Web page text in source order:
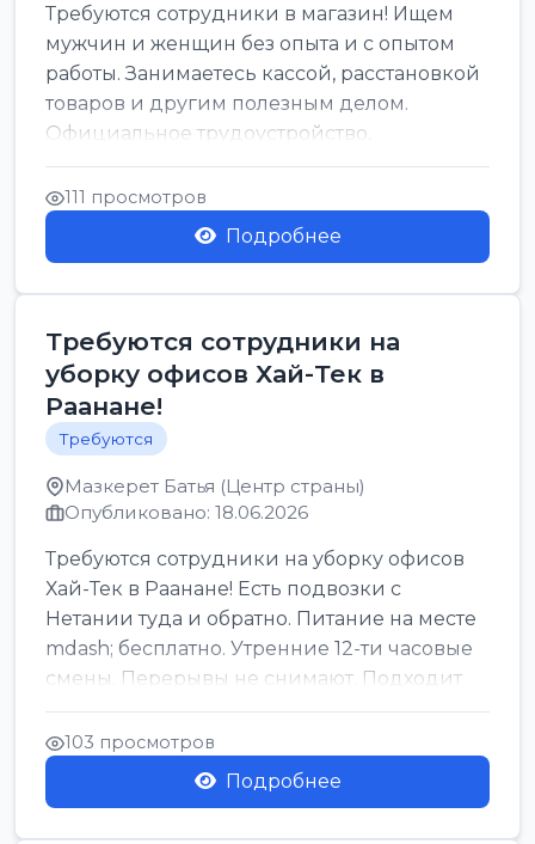
Требуются сотрудники в магазин! Ищем
мужчин и женщин без опыта и с опытом
работы. Занимаетесь кассой, расстановкой
товаров и другим полезным делом.
Официальное трудоустройство,
стабильная зарплата от ...
111 просмотров
Подробнее
Требуются сотрудники на
уборку офисов Хай-Тек в
Раанане!
Требуются
Мазкерет Батья (Центр страны)
Опубликовано: 18.06.2026
Требуются сотрудники на уборку офисов
Хай-Тек в Раанане! Есть подвозки с
Нетании туда и обратно. Питание на месте
mdash; бесплатно. Утренние 12-ти часовые
смены. Перерывы не снимают. Подходит
для всех...
103 просмотров
Подробнее